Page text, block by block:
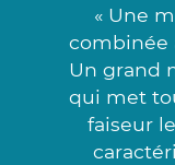
« Une
combinée
Un grand
qui met
faiseur